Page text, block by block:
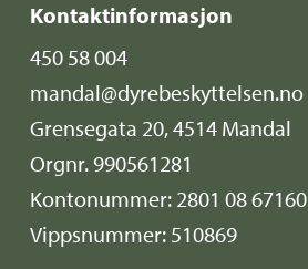
Kontaktinformasjon
450 58 004
mandal@dyrebeskyttelsen.no
Grensegata 20, 4514 Mandal
Orgnr. 990561281
Kontonummer: 2801 08 67160
Vippsnummer: 510869